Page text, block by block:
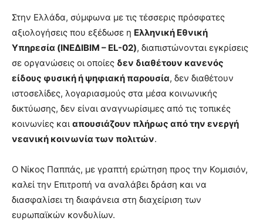
Στην Ελλάδα, σύμφωνα με τις τέσσερις πρόσφατες
αξιολογήσεις που εξέδωσε η Ελληνική Εθνική
Υπηρεσία (ΙΝΕΔΙΒΙΜ – EL-02), διαπιστώνονται εγκρίσεις
σε οργανώσεις οι οποίες δεν διαθέτουν κανενός
είδους φυσική ή ψηφιακή παρουσία, δεν διαθέτουν
ιστοσελίδες, λογαριασμούς στα μέσα κοινωνικής
δικτύωσης, δεν είναι αναγνωρίσιμες από τις τοπικές
κοινωνίες και απουσιάζουν πλήρως από την ενεργή
νεανική κοινωνία των πολιτών.
Ο Νίκος Παππάς, με γραπτή ερώτηση προς την Κομισιόν,
καλεί την Επιτροπή να αναλάβει δράση και να
διασφαλίσει τη διαφάνεια στη διαχείριση των
ευρωπαϊκών κονδυλίων.